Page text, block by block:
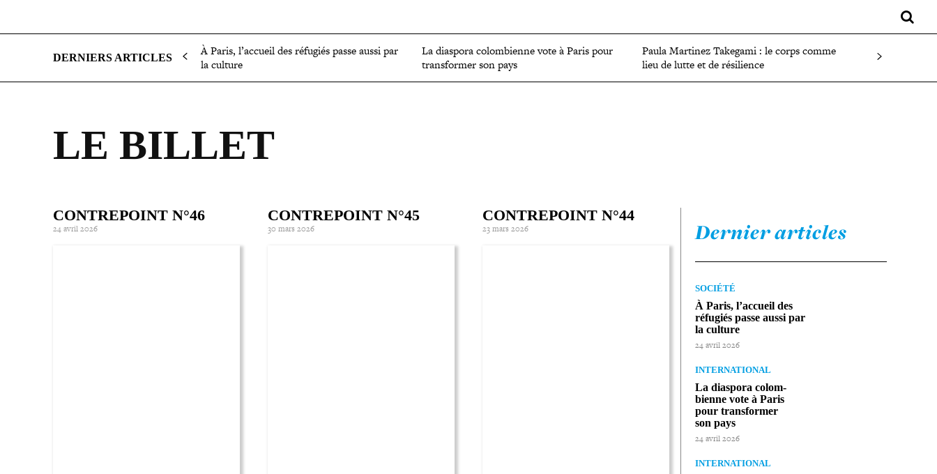
DERNIERS ARTICLES
À Paris, l’accueil des réfugiés passe aussi par
la culture
La diaspora colom­bienne vote à Paris pour
trans­for­mer son pays
Paula Martinez Takegami : le corps comme
lieu de lutte et de résilience
LE BILLET
CONTREPOINT N°46
24 avril 2026
CONTREPOINT N°45
30 mars 2026
CONTREPOINT N°44
23 mars 2026 Dernier articles
SOCIÉTÉ
À Paris, l’accueil des
réfugiés passe aussi par
la culture
24 avril 2026
INTERNATIONAL
La diaspora colom­
bienne vote à Paris
pour trans­for­mer
son pays
24 avril 2026
INTERNATIONAL